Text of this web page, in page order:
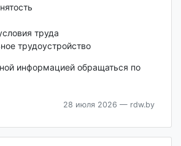
труда
трудоустройство
информацией обращаться по
28 июля 2026 — rdw.by